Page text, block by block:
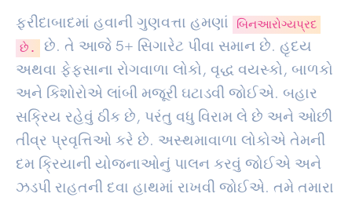
ફરીદાબાદમાં હવાની ગુણવત્તા હમણાં
બિનઆરોગ્યપ્રદ
છે.
છે. તે આજે 5+ સિગારેટ પીવા સમાન છે. હૃદય
અથવા ફેફસાના રોગવાળા લોકો, વૃદ્ધ વયસ્કો, બાળકો
અને કિશોરોએ લાંબી મજૂરી ઘટાડવી જોઈએ. બહાર
સક્રિય રહેવું ઠીક છે, પરંતુ વધુ વિરામ લે છે અને ઓછી
તીવ્ર પ્રવૃત્તિઓ કરે છે. અસ્થમાવાળા લોકોએ તેમની
દમ ક્રિયાની યોજનાઓનું પાલન કરવું જોઈએ અને
ઝડપી રાહતની દવા હાથમાં રાખવી જોઈએ. તમે તમારા